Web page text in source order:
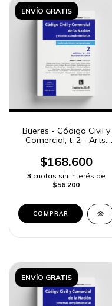
ENVÍO GRATIS
Bueres - Código Civil y
Comercial, t. 2 - Arts.
$168.600
3 cuotas sin interés de
$56.200
COMPRAR
ENVÍO GRATIS